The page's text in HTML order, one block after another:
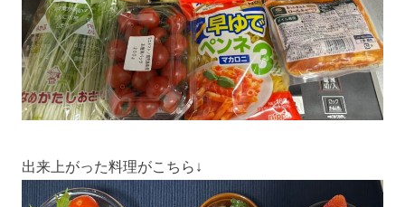
出来上がった料理がこちら↓